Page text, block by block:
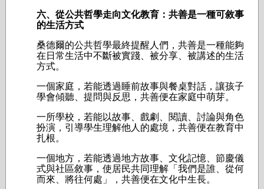
六、從公共哲學走向文化教育：共善是一種可敘事
的生活方式
桑德爾的公共哲學最終提醒人們，共善是一種能夠
在日常生活中不斷被實踐、被分享、被講述的生活
方式。
一個家庭，若能透過睡前故事與餐桌對話，讓孩子
學會傾聽、提問與反思，共善便在家庭中萌芽。
一所學校，若能以故事、戲劇、閱讀、討論與角色
扮演，引導學生理解他人的處境，共善便在教育中
扎根。
一個地方，若能透過地方故事、文化記憶、節慶儀
式與社區敘事，使居民共同理解「我們是誰、從何
而來、將往何處」，共善便在文化中生長。